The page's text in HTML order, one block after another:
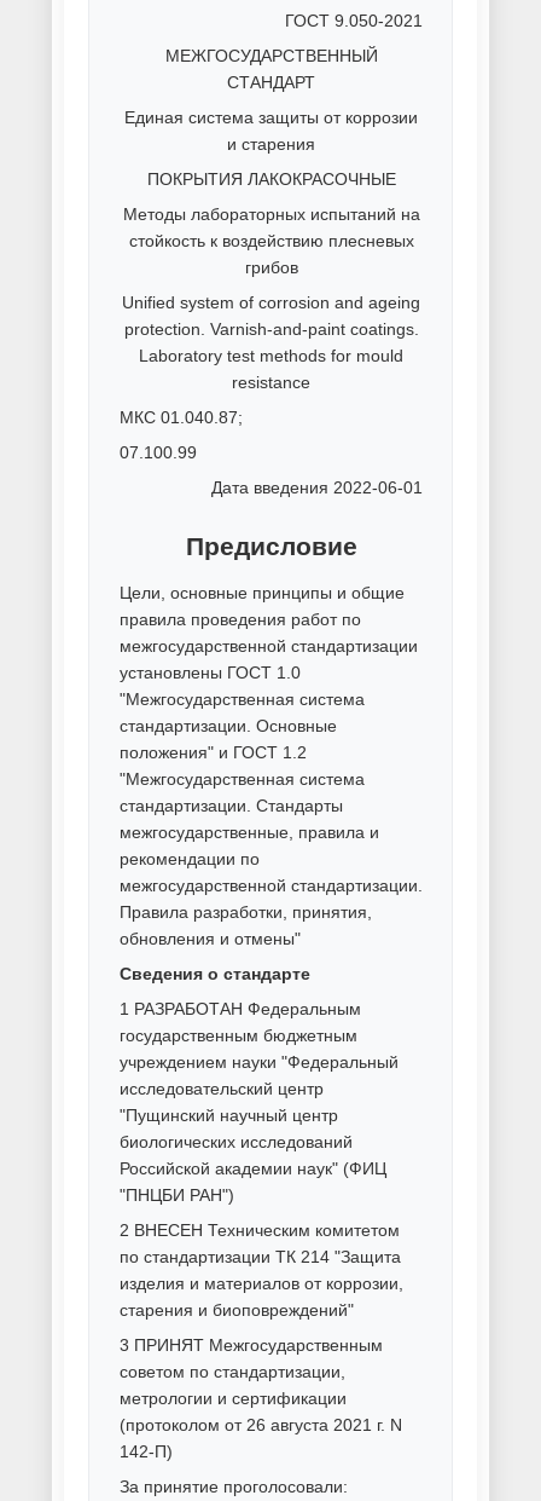
металлоконструкций
Порошковая покраска метизов
Порошковая покраска
Порошковая покраска
профнастила
Порошковая покраска
радиаторов
Порошковая покраска сеток и
решеток
Порошковая покраска
спортивного оборудования
Порошковая покраска торгового
Порошковая покраска труб
Порошковая покраска черного
металла
Ручная покраска металла
Способы покраски